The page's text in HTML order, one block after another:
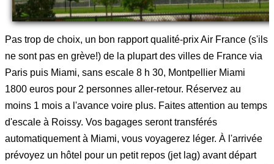
Pas trop de choix, un bon rapport qualité-prix Air France (s'ils
ne sont pas en grève!) de la plupart des villes de France via
Paris puis Miami, sans escale 8 h 30, Montpellier Miami
1800 euros pour 2 personnes aller-retour. Réservez au
moins 1 mois a l'avance voire plus. Faites attention au temps
d'escale à Roissy. Vos bagages seront transférés
automatiquement à Miami, vous voyagerez léger. À l'arrivée
prévoyez un hôtel pour un petit repos (jet lag) avant départ